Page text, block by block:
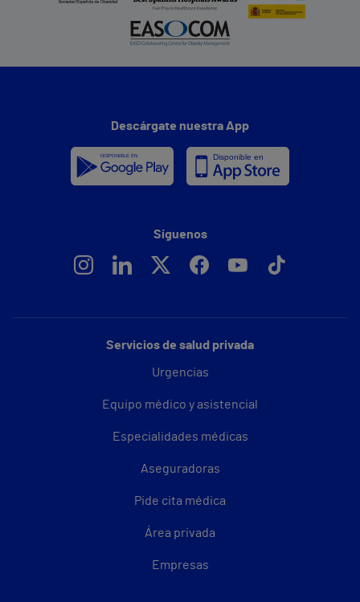
Servicios de salud privada
Urgencias
Equipo médico y asistencial
Especialidades médicas
Aseguradoras
Pide cita médica
Área privada
Empresas
Descárgate nuestra App
Síguenos